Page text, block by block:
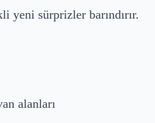
yeni sürprizler barındırır.
alanları